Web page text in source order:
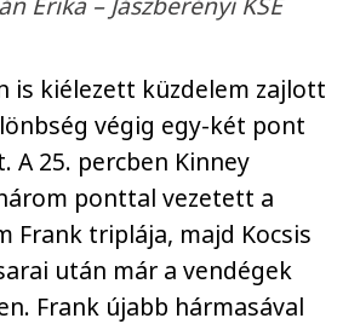
is kiélezett küzdelem zajlott
végig egy-két pont
A 25. percben Kinney
ponttal vezetett a
Frank triplája, majd Kocsis
után már a vendégek
Frank újabb hármasával